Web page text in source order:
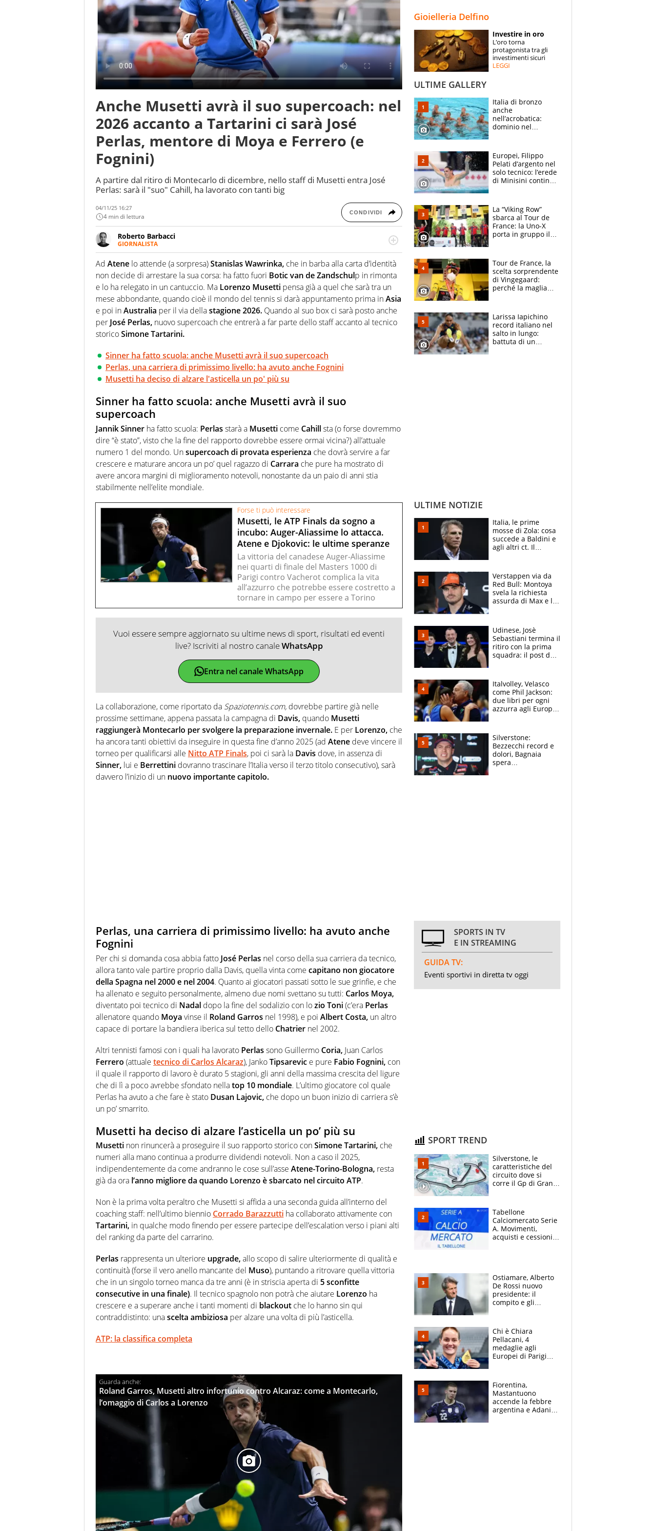
ESPERTI
CONTATTI
Anche Musetti avrà il suo supercoach: nel
2026 accanto a Tartarini ci sarà José
Perlas, mentore di Moya e Ferrero (e
Fognini)
A partire dal ritiro di Montecarlo di dicembre, nello staff di Musetti entra José
Perlas: sarà il "suo" Cahill, ha lavorato con tanti big
04/11/25 16:27
4 min di lettura CONDIVIDI
Roberto Barbacci
GIORNALISTA
Giornalista (pubblicista) sportivo a tutto campo, è il tuttologo di Virgilio Sport. Provate a
chiedergli di boxe, di scherma, di volley o di curling: ve ne farà innamorare
Ad Atene lo attende (a sorpresa)Stanislas Wawrinka, che in barba alla carta d’identità
non decide di arrestare la sua corsa: ha fatto fuori Botic van de Zandschulp in rimonta
e lo ha relegato in un cantuccio. Ma Lorenzo Musetti pensa già a quel che sarà tra un
mese abbondante, quando cioè il mondo del tennis si darà appuntamento prima inAsia
e poi inAustralia per il via dellastagione 2026. Quando al suo box ci sarà posto anche
per José Perlas, nuovo supercoach che entrerà a far parte dello staff accanto al tecnico
storicoSimone Tartarini.
Sinner ha fatto scuola: anche Musetti avrà il suo supercoach
Perlas, una carriera di primissimo livello: ha avuto anche Fognini
Musetti ha deciso di alzare l'asticella un po' più su
Sinner ha fatto scuola: anche Musetti avrà il suo
supercoach
Jannik Sinner ha fatto scuola: Perlas starà a Musetti come Cahillsta (o forse dovremmo
dire “è stato”, visto che la fine del rapporto dovrebbe essere ormai vicina?) all’attuale
numero 1 del mondo. Unsupercoach di provata esperienza che dovrà servire a far
crescere e maturare ancora un po’ quel ragazzo di Carrara che pure ha mostrato di
avere ancora margini di miglioramento notevoli, nonostante da un paio di anni stia
stabilmente nell’elite mondiale.
Forse ti può interessare
Musetti, le ATP Finals da sogno a
incubo: Auger-Aliassime lo attacca.
Atene e Djokovic: le ultime speranze
La vittoria del canadese Auger-Aliassime
nei quarti di finale del Masters 1000 di
Parigi contro Vacherot complica la vita
all’azzurro che potrebbe essere costretto a
tornare in campo per essere a Torino
Vuoi essere sempre aggiornato su ultime news di sport, risultati ed eventi
live? Iscriviti al nostro canaleWhatsApp
Entra nel canale WhatsApp
La collaborazione, come riportato da Spaziotennis.com, dovrebbe partire già nelle
prossime settimane, appena passata la campagna di Davis, quando Musetti
raggiungerà Montecarlo per svolgere la preparazione invernale. E per Lorenzo, che
ha ancora tanti obiettivi da inseguire in questa fine d’anno 2025 (ad Atene deve vincere il
torneo per qualificarsi alle Nitto ATP Finals, poi ci sarà la Davis dove, in assenza di
Sinner, lui e Berrettini dovranno trascinare l’Italia verso il terzo titolo consecutivo), sarà
davvero l’inizio di un nuovo importante capitolo.
Perlas, una carriera di primissimo livello: ha avuto anche
Fognini
Per chi si domanda cosa abbia fatto José Perlas nel corso della sua carriera da tecnico,
allora tanto vale partire proprio dalla Davis, quella vinta come capitano non giocatore
della Spagna nel 2000 e nel 2004. Quanto ai giocatori passati sotto le sue grinfie, e che
ha allenato e seguito personalmente, almeno due nomi svettano su tutti: Carlos Moya,
diventato poi tecnico di Nadal dopo la fine del sodalizio con lozio Toni(c’era Perlas
allenatore quando Moya vinse il Roland Garros nel 1998), e poi Albert Costa, un altro
capace di portare la bandiera iberica sul tetto dello Chatrier nel 2002.
Altri tennisti famosi con i quali ha lavorato Perlas sono Guillermo Coria, Juan Carlos
Ferrero (attuale tecnico di Carlos Alcaraz), JankoTipsarevic e pure Fabio Fognini, con
il quale il rapporto di lavoro è durato 5 stagioni, gli anni della massima crescita del ligure
che di lì a poco avrebbe sfondato nellatop 10 mondiale. L’ultimo giocatore col quale
Perlas ha avuto a che fare è stato Dusan Lajovic, che dopo un buon inizio di carriera s’è
un po’ smarrito.
Musetti ha deciso di alzare l’asticella un po’ più su
Musetti non rinuncerà a proseguire il suo rapporto storico conSimone Tartarini, che
numeri alla mano continua a produrre dividendi notevoli. Non a caso il 2025,
indipendentemente da come andranno le cose sull’asse Atene-Torino-Bologna, resta
già da ora l’anno migliore da quando Lorenzo è sbarcato nel circuito ATP.
Non è la prima volta peraltro che Musetti si affida a una seconda guida all’interno del
coaching staff: nell’ultimo biennio Corrado Barazzutti ha collaborato attivamente con
Tartarini, in qualche modo finendo per essere partecipe dell’escalation verso i piani alti
del ranking da parte del carrarino.
Perlas rappresenta un ulteriore upgrade,allo scopo di salire ulteriormente di qualità e
continuità (forse il vero anello mancante del Muso), puntando a ritrovare quella vittoria
che in un singolo torneo manca da tre anni (è in striscia aperta di 5 sconfitte
consecutive in una finale). Il tecnico spagnolo non potrà che aiutare Lorenzo ha
crescere e a superare anche i tanti momenti di blackout che lo hanno sin qui
contraddistinto: unascelta ambiziosa per alzare una volta di più l’asticella.
ATP: la classifica completa
Roland Garros, Musetti altro infortunio contro Alcaraz: come a Montecarlo,
l’omaggio di Carlos a Lorenzo
Gioielleria Delfino
Investire in oro
L’oro torna
protagonista tra gli
investimenti sicuri
LEGGI
ULTIME GALLERY
Italia di bronzo
anche
nell’acrobatica:
dominio nel
e compagni
continuare
Europei, Filippo
Pelati d’argento nel
solo tecnico: l’erede
di Minisini continua
mirino
La “Viking Row”
sbarca al Tour de
France: la Uno-X
porta in gruppo il
compagni
Tour de France, la
scelta sorprendente
di Vingegaard:
perché la maglia
rischio da evitare
Larissa Iapichino
record italiano nel
salto in lungo:
battuta di un
ULTIME NOTIZIE
Italia, le prime
mosse di Zola: cosa
succede a Baldini e
agli altri ct. Il
azzurri
Verstappen via da
Red Bull: Montoya
svela la richiesta
assurda di Max e lo
McLaren siano
meglio?”
Udinese, Josè
Sebastiani termina il
ritiro con la prima
squadra: il post del
sfondo
Italvolley, Velasco
come Phil Jackson:
due libri per ogni
azzurra agli Europei.
Silverstone:
Bezzecchi record e
dolori, Bagnaia
spera
SPORTS IN TV
E IN STREAMING
GUIDA TV:
Eventi sportivi in diretta tv oggi
SPORT TREND
Silverstone, le
caratteristiche del
circuito dove si
corre il Gp di Gran
Tabellone
Calciomercato Serie
A. Movimenti,
acquisti e cessioni:
Ostiamare, Alberto
De Rossi nuovo
presidente: il
compito e gli
Chi è Chiara
Pellacani, 4
medaglie agli
Europei di Parigi
giornalista, mamma
insegnante e il
fratello calciatore
Fiorentina,
Mastantuono
accende la febbre
argentina e Adani